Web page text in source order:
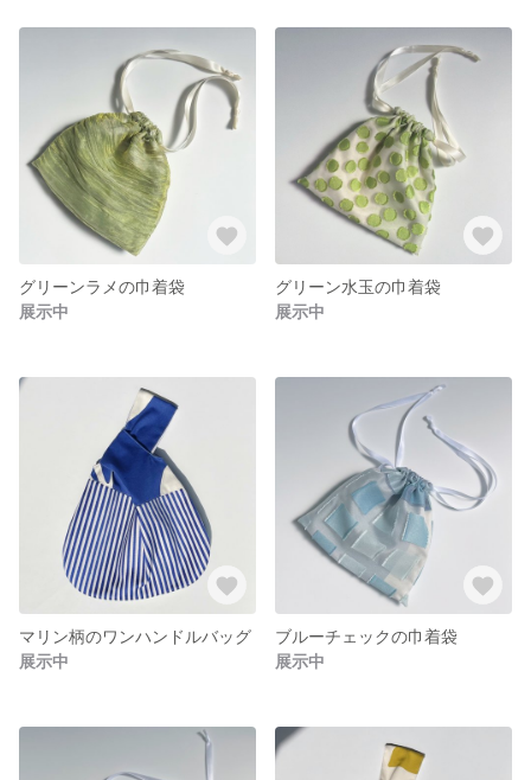
グリーンラメの巾着袋
展示中
グリーン水玉の巾着袋
展示中
マリン柄のワンハンドルバッグ
展示中
ブルーチェックの巾着袋
展示中